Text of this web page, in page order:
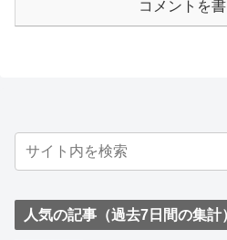
コメントを
人気の記事（過去7日間の集計